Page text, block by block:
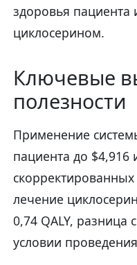
здоровья
циклосерином.
Ключевые
полезности
Применение
пациента до $4,916
лечение
0,74 QALY,
условии